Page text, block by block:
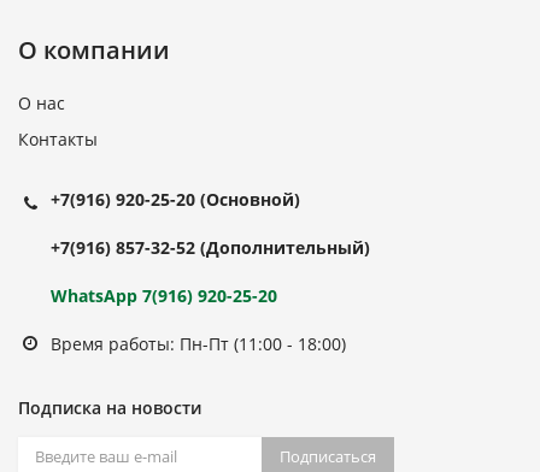
О компании
О нас
Контакты
+7(916) 920-25-20 (Основной)
+7(916) 857-32-52 (Дополнительный)
WhatsApp 7(916) 920-25-20
Время работы: Пн-Пт (11:00 - 18:00)
Подписка на новости
Подписаться